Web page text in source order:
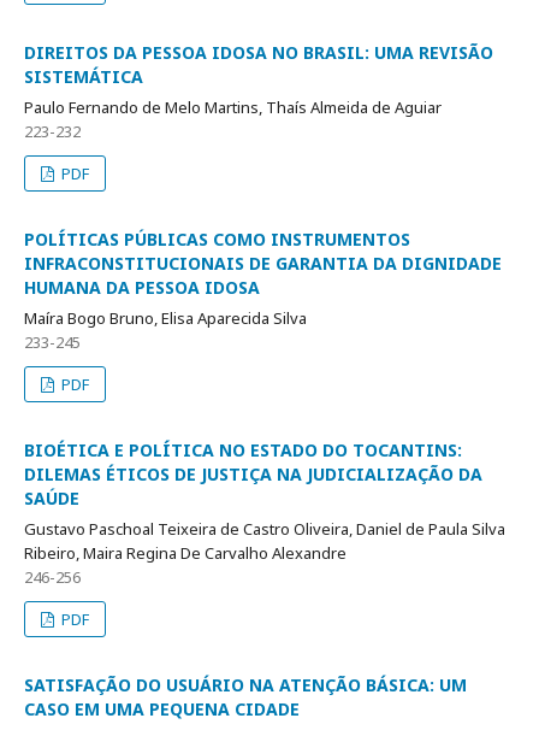
DIREITOS DA PESSOA IDOSA NO BRASIL: UMA REVISÃO
SISTEMÁTICA
Paulo Fernando de Melo Martins, Thaís Almeida de Aguiar
223-232
PDF
POLÍTICAS PÚBLICAS COMO INSTRUMENTOS
INFRACONSTITUCIONAIS DE GARANTIA DA DIGNIDADE
HUMANA DA PESSOA IDOSA
Maíra Bogo Bruno, Elisa Aparecida Silva
233-245
PDF
BIOÉTICA E POLÍTICA NO ESTADO DO TOCANTINS:
DILEMAS ÉTICOS DE JUSTIÇA NA JUDICIALIZAÇÃO DA
SAÚDE
Gustavo Paschoal Teixeira de Castro Oliveira, Daniel de Paula Silva
Ribeiro, Maira Regina De Carvalho Alexandre
246-256
PDF
SATISFAÇÃO DO USUÁRIO NA ATENÇÃO BÁSICA: UM
CASO EM UMA PEQUENA CIDADE